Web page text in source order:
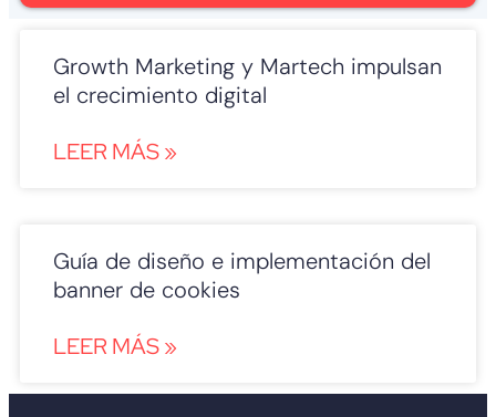
Growth Marketing y Martech impulsan
el crecimiento digital
LEER MÁS »
Guía de diseño e implementación del
banner de cookies
LEER MÁS »